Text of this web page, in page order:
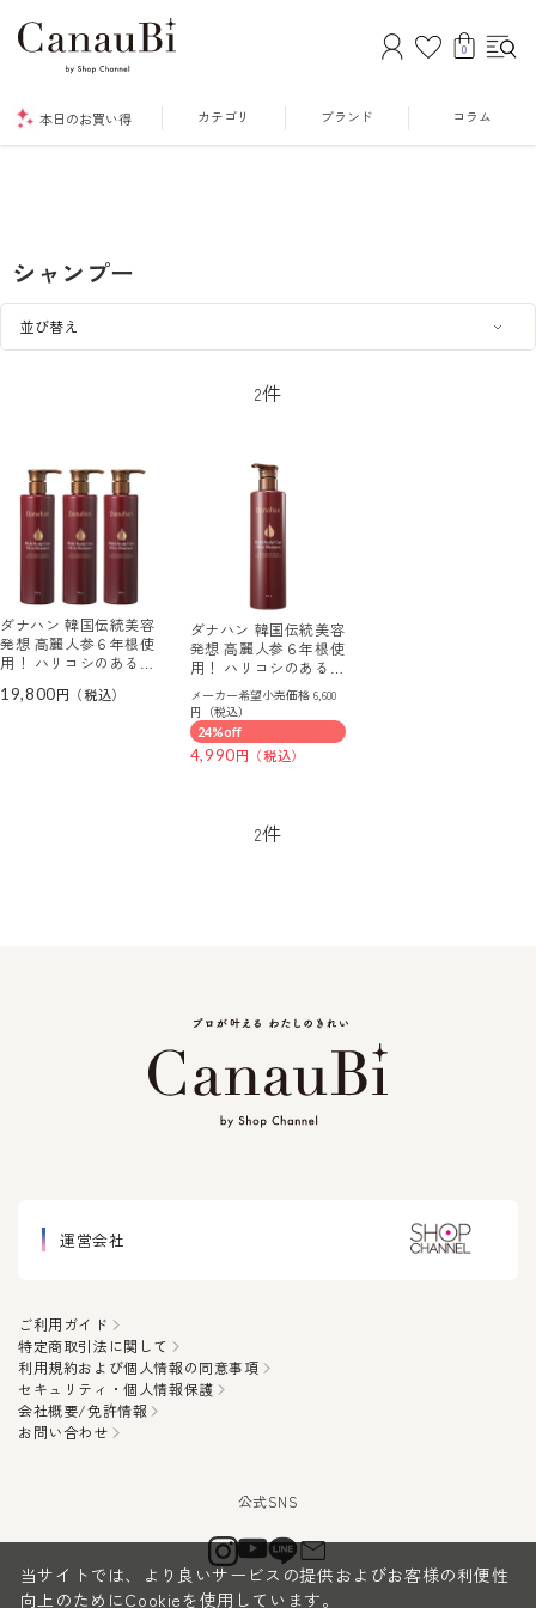
0
本日のお買い得 カテゴリ ブランド コラム
シャンプー
2件
ダナハン 韓国伝統美容
発想 高麗人参６年根使
用！ ハリコシのあるツ
プケア オイルインシャ
19,800
ダナハン 韓国伝統美容
発想 高麗人参６年根使
用！ ハリコシのあるツ
ヤ髪へ マルチ スカル
プケア オイルインシャ
ンプー
メーカー希望小売価格 6,600
円（税込）
24%off
4,990
2件
運営会社
ご利用ガイド
特定商取引法に関して
利用規約および個人情報の同意事項
セキュリティ・個人情報保護
会社概要/免許情報
お問い合わせ
当サイトでは、より良いサービスの提供およびお客様の利便性
向上のためにCookieを使用しています。